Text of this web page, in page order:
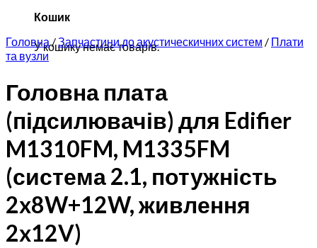
Кошик
У кошику немає товарів.
Головна /Запчастини до акустическичних систем / Плати
та вузли
Головна плата
(підсилювачів) для Edifier
M1310FM, M1335FM
(система 2.1, потужність
2x8W+12W, живлення
2x12V)